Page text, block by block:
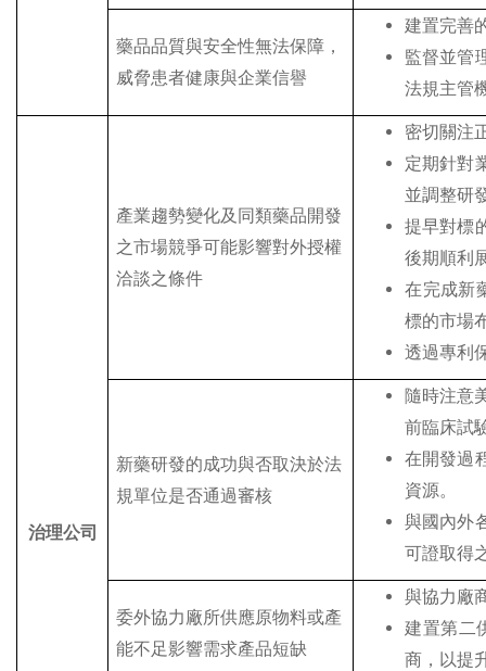
藥品品質與安全性無法保障，
威脅患者健康與企業信譽
建置完善
監督並管
法規主管
治理公司
產業趨勢變化及同類藥品開發
之市場競爭可能影響對外授權
洽談之條件
密切關注
定期針對
並調整研
提早對標
後期順利
在完成新
標的市場
透過專利
新藥研發的成功與否取決於法
規單位是否通過審核
隨時注意
前臨床試
在開發過
資源。
與國內外
可證取得
委外協力廠所供應原物料或產
能不足影響需求產品短缺
與協力廠
建置第二
商，以提